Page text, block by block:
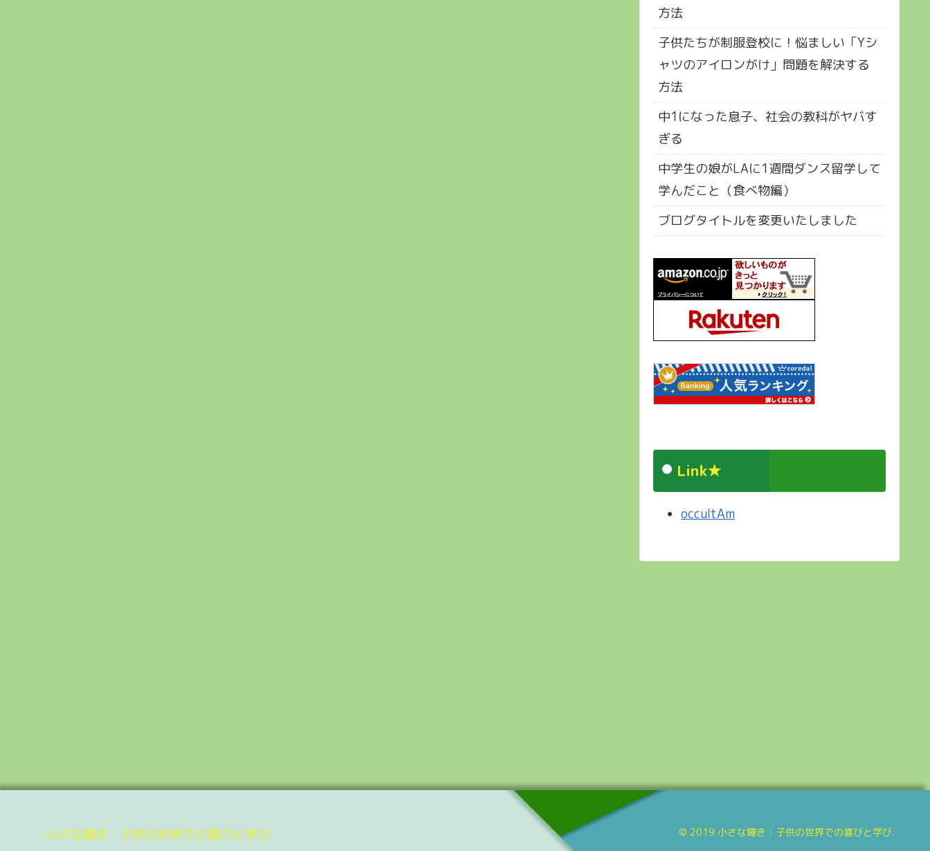
方法
子供たちが制服登校に！悩ましい「Yシ
ャツのアイロンがけ」問題を解決する
方法
中1になった息子、社会の教科がヤバす
ぎる
中学生の娘がLAに1週間ダンス留学して
学んだこと（食べ物編）
ブログタイトルを変更いたしました
Link★
occultAm
小さな輝き：子供の世界での喜びと学び © 2019 小さな輝き：子供の世界での喜びと学び.